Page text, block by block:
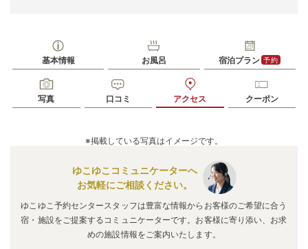
基本情報 お風呂 宿泊プラン 予約
写真 口コミ アクセス クーポン
※掲載している写真はイメージです。
ゆこゆこコミュニケーターへ
お気軽にご相談ください。
ゆこゆこ予約センタースタッフは豊富な情報からお客様のご希望に合う
宿・施設をご提案するコミュニケーターです。お客様に寄り添い、お求
めの施設情報をご案内いたします。